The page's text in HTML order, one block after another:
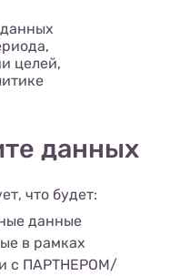
целей,
данных
что будет:
данные
в рамках
с ПАРТНЕРОМ/